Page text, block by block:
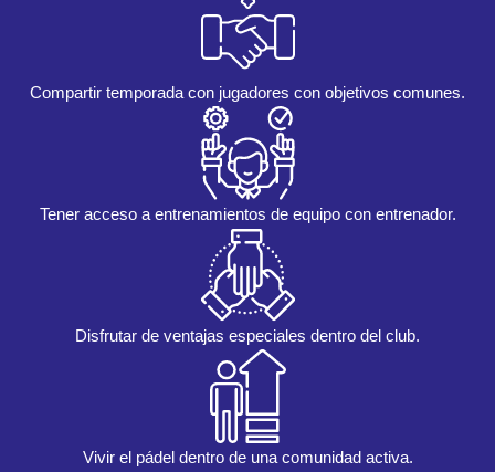
Compartir temporada con jugadores con objetivos comunes.
Tener acceso a entrenamientos de equipo con entrenador.
Disfrutar de ventajas especiales dentro del club.
Vivir el pádel dentro de una comunidad activa.